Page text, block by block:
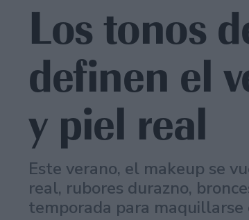
Los tonos
definen el
y piel real
Este verano, el makeup se
real, rubores durazno,
temporada para maquillarse